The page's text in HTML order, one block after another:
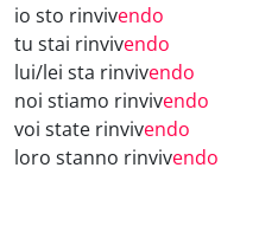
io sto rinvivendo
tu stai rinvivendo
lui/lei sta rinvivendo
noi stiamo rinvivendo
voi state rinvivendo
loro stanno rinvivendo